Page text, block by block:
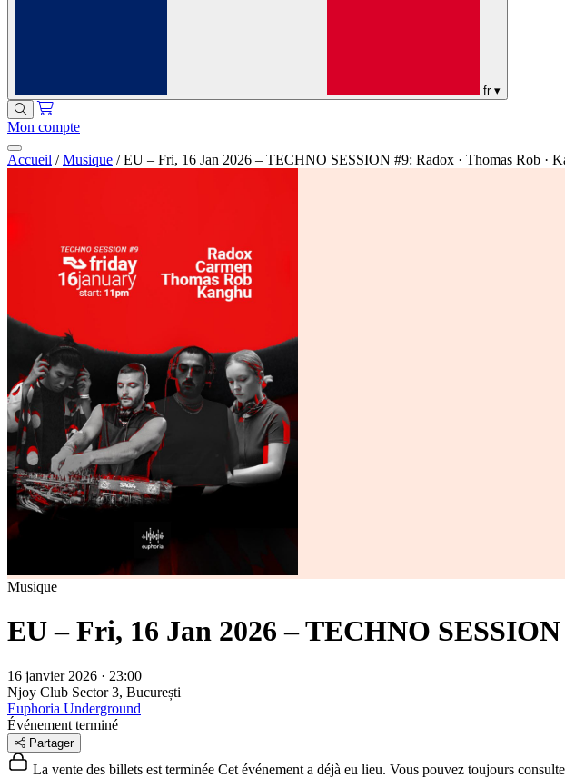
fr ▾
Mon compte
Accueil / Musique / EU – Fri, 16 Jan 2026 – TECHNO SESSION #9: Radox · Thomas Rob ·
Musique
EU – Fri, 16 Jan 2026 – TECHNO
16 janvier 2026 · 23:00
Njoy Club Sector 3, București
Euphoria Underground
Événement terminé
Partager
La vente des billets est terminée Cet événement a déjà eu lieu. Vous pouvez toujours